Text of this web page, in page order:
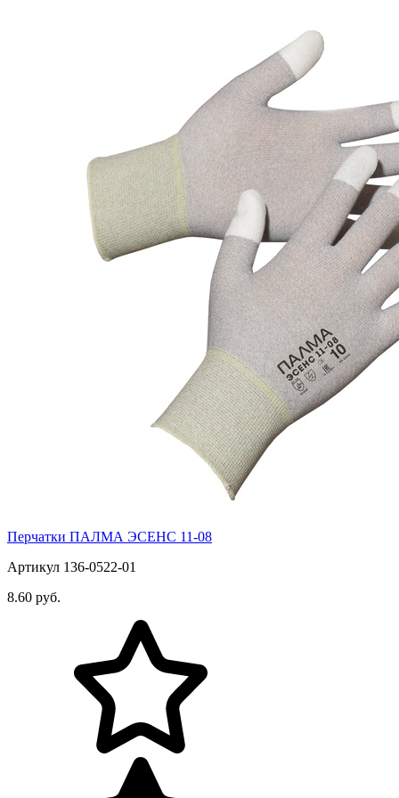
Перчатки ПАЛМА ЭСЕНС 11-08
Артикул 136-0522-01
8.60 руб.